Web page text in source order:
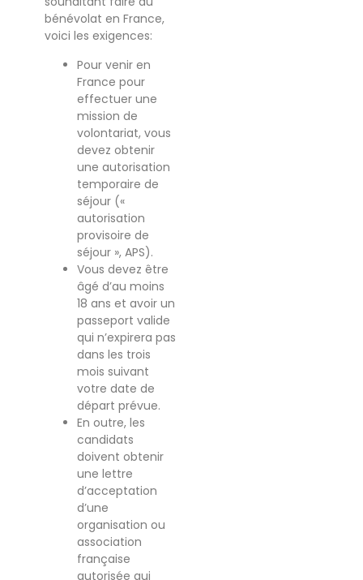
bénévolat en France,
voici les exigences:
Pour venir en
France pour
effectuer une
mission de
volontariat, vous
devez obtenir
une autorisation
temporaire de
séjour («
autorisation
provisoire de
séjour », APS).
Vous devez être
âgé d’au moins
18 ans et avoir un
passeport valide
qui n’expirera pas
dans les trois
mois suivant
votre date de
départ prévue.
En outre, les
candidats
doivent obtenir
une lettre
d’acceptation
d’une
organisation ou
association
française
autorisée qui